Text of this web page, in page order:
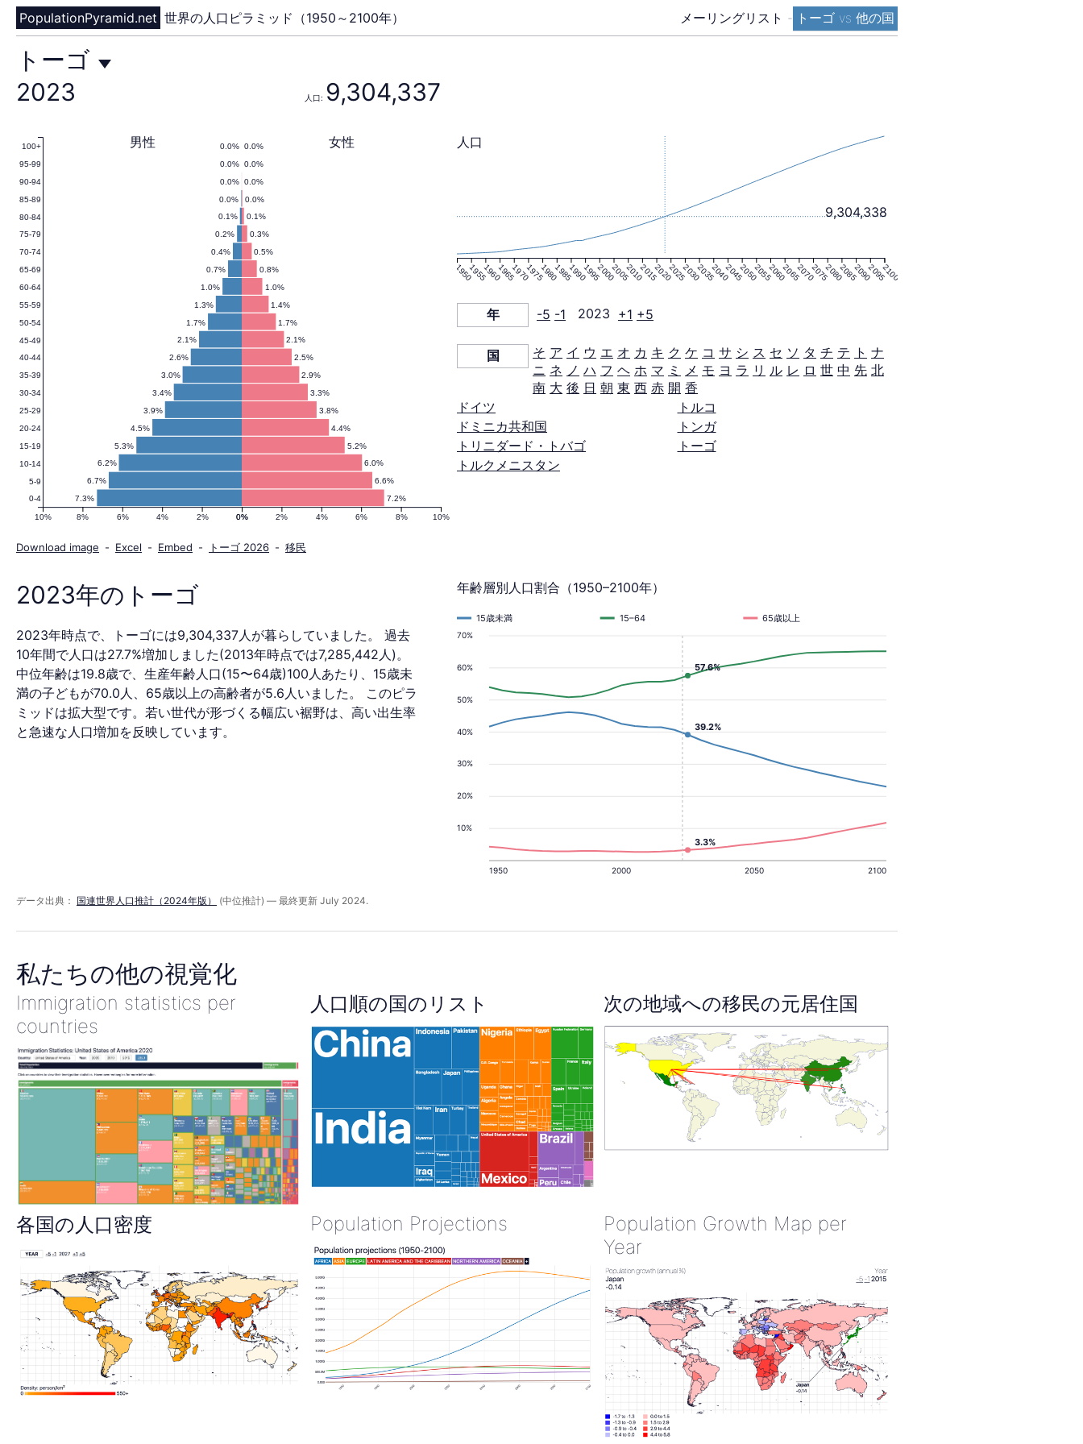
メーリングリスト - トーゴ vs 他の国
PopulationPyramid.net 世界の人口ピラミッド（1950～2100年）
ト
ー
ゴ
の
人
口
ピ
ラ
ミ
ッ
ド
トーゴ
2023
人口: 9,304,337
7.2%
7.3%
6.6%
6.7%
6.0%
6.2%
5.2%
5.3%
4.4%
4.5%
3.8%
3.9%
3.3%
3.4%
2.9%
3.0%
2.5%
2.6%
2.1%
2.1%
1.7%
1.7%
1.4%
1.3%
1.0%
1.0%
0.8%
0.7%
0.5%
0.4%
0.3%
0.2%
0.1%
0.1%
0.0%
0.0%
0.0%
0.0%
0.0%
0.0%
0.0%
0.0% 女性
男性
0% 2% 4% 6% 8% 10%
10% 8% 6% 4% 2% 0%
0-4
5-9
10-14
15-19
20-24
25-29
30-34
35-39
40-44
45-49
50-54
55-59
60-64
65-69
70-74
75-79
80-84
85-89
90-94
95-99
100+
Download image - Excel - Embed - トーゴ 2026 - 移民
1950195519601965197019751980198519901995200020052010201520202025203020352040204520502055206020652070207520802085209020952100
9,304,338
人口
年 -5 -1 2023 +1 +5
国 そ ア イ ウ エ オ カ キ ク ケ コ サ シ ス セ ソ タ チ テ ト ナ
ニ ネ ノ ハ フ ヘ ホ マ ミ メ モ ヨ ラ リ ル レ ロ 世 中 先 北
南 大 後 日 朝 東 西 赤 開 香
ドイツ
ドミニカ共和国
トリニダード・トバゴ
トルクメニスタン
トルコ
トンガ
トーゴ
2023年のトーゴ
2023年時点で、トーゴには9,304,337人が暮らしていました。 過去
10年間で人口は27.7%増加しました(2013年時点では7,285,442人)。
中位年齢は19.8歳で、生産年齢人口(15〜64歳)100人あたり、15歳未
満の子どもが70.0人、65歳以上の高齢者が5.6人いました。 このピラ
ミッドは拡大型です。若い世代が形づくる幅広い裾野は、高い出生率
と急速な人口増加を反映しています。
年齢層別人口割合（1950–2100年）
10%
20%
30%
40%
50%
60%
70%
1950 2000 2050 2100
15歳未満 15–64 65歳以上
39.2%
3.3%
57.6%
データ出典： 国連世界人口推計（2024年版） (中位推計) — 最終更新 July 2024.
私たちの他の視覚化
Immigration statistics per
countries
人口順の国のリスト 次の地域への移民の元居住国
各国の人口密度 Population Projections
Population Growth Map per
Year